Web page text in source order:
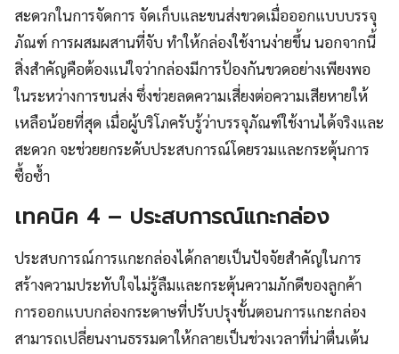
สะดวกในการจัดการ จัดเก็บและขนส่งขวดเมื่อออกแบบบรรจุ
ภัณฑ์ การผสมผสานที่จับ ทำให้กล่องใช้งานง่ายขึ้น นอกจากนี้
สิ่งสำคัญคือต้องแน่ใจว่ากล่องมีการป้องกันขวดอย่างเพียงพอ
ในระหว่างการขนส่ง ซึ่งช่วยลดความเสี่ยงต่อความเสียหายให้
เหลือน้อยที่สุด เมื่อผู้บริโภครับรู้ว่าบรรจุภัณฑ์ใช้งานได้จริงและ
สะดวก จะช่วยยกระดับประสบการณ์โดยรวมและกระตุ้นการ
ซื้อซ้ำ
เทคนิค 4 – ประสบการณ์แกะกล่อง
ประสบการณ์การแกะกล่องได้กลายเป็นปัจจัยสำคัญในการ
สร้างความประทับใจไม่รู้ลืมและกระตุ้นความภักดีของลูกค้า
การออกแบบกล่องกระดาษที่ปรับปรุงขั้นตอนการแกะกล่อง
สามารถเปลี่ยนงานธรรมดาให้กลายเป็นช่วงเวลาที่น่าตื่นเต้น